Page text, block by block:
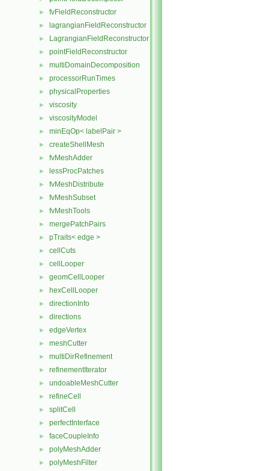
► fvFieldReconstructor
► lagrangianFieldReconstructor
► LagrangianFieldReconstructor
► pointFieldReconstructor
► multiDomainDecomposition
► processorRunTimes
► physicalProperties
► viscosity
► viscosityModel
► minEqOp< labelPair >
► createShellMesh
► fvMeshAdder
► lessProcPatches
► fvMeshDistribute
► fvMeshSubset
► fvMeshTools
► mergePatchPairs
► pTraits< edge >
► cellCuts
► cellLooper
► geomCellLooper
► hexCellLooper
► directionInfo
► directions
► edgeVertex
► meshCutter
► multiDirRefinement
► refinementIterator
► undoableMeshCutter
► refineCell
► splitCell
► perfectInterface
► faceCoupleInfo
► polyMeshAdder
► polyMeshFilter